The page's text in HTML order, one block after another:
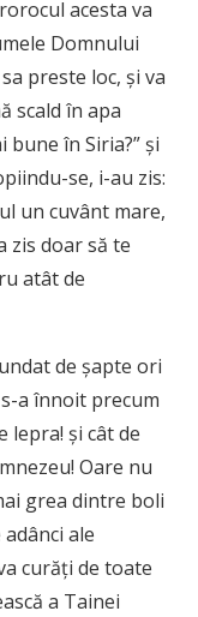
acesta va
Domnului
preste loc, și va
scald în apa
în Siria?” și
se, i-au zis:
un cuvânt mare,
zis doar să te
atât de
de șapte ori
a înnoit precum
lepra! și cât de
Oare nu
grea dintre boli
ale
curăți de toate
a Tainei